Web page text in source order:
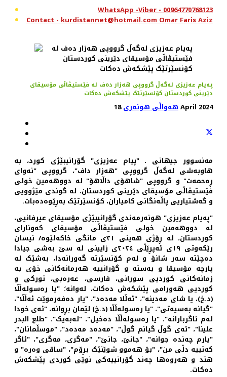
WhatsApp -Viber - 00964770768123
Contact - kurdistannet@hotmail.com Omar Faris Aziz
پەیام عەزیزی لەگەڵ گرووپی هەزار دەف لە فێستیڤاڵی مۆسیقای
دێرینی کوردستان کۆنسێرتێک پێشکەش دەکات
هەواڵی هونەری18 April 2024
مه‌نسوور جیهانی ـ "پیام عەزیزی" گۆرانیبێژی کورد، بە
هاوبەشی لەگەڵ گرووپی "هەزار داف"، گرووپی "نه‌وای
ڕه‌حمه‌ت" و گرووپی "شاهۆی داڵاهۆ" لە دووهەمین خولی
فێستیڤاڵی مۆسیقای دێرینی کوردستان، لە گوندی مێژوویی
و گەشتیاریی پاڵەنگانی کامیاران، کۆنسێرتێک به‌ڕێوه‌ده‌بات.
"پەیام عەزیزی" هونه‌رمه‌ندی گۆرانیبێژی مۆسیقای عیرفانیی،
لە دووهه‌مین خولی فێستیڤاڵی مۆسیقای که‌ونارای
کوردستان، لە ڕۆژی هەینی ٣١ی مانگی خاکه‌لێوه‌/ نیسان
رێکه‌وتی ١٩ی ئه‌پڕێڵی ٢٠٢٤ی زایینی لە سێ بەشی جیادا
ده‌چێته‌ سه‌ر شانۆ و لەم کۆنسێرتە گەورانەدا، بەشێک لە
پارچە مۆسیقا و به‌سته‌ و گۆرانییە هه‌رمانه‌کانی خۆی بە
زمانەکانی کوردیی سورانی، فارسی، عەرەبی، تورکی و
کوردیی هه‌ورامی پێشکەش دەکات، لەوانە؛ "یا ره‌سوله‌ڵڵا
(د.خ)، یا شای مەدینە"، "ئه‌ڵلا مه‌ده‌د"، "یار دەفەرموێت ئه‌ڵڵا"،
"گیانه‌ به‌سیه‌تی"، "یا ره‌سوله‌ڵڵا (د.خ) لێمان بڕوانه‌، "ئه‌ی خودا
له‌م ئاگربارانه‌"، "یا ره‌سوله‌ڵڵا ده‌خیل"، "لەبه‌یک"، "طلع البدر
علینا"، "ئه‌ی گوڵ گیانم گوڵ"، "مه‌ده‌د مه‌ده‌د"، "موسڵمانان"،
"یارم چه‌نده‌ جوانه‌"، "جانێ، جانێ"، "مه‌گری، مه‌گری"، "ئاگر
کەتییە دڵی من"، "بۆ هه‌موو شوێنێک بڕۆم"، "ساقی وه‌ره‌" و
هتد و هەروەها چەند گۆرانییەکی نوێی کوردی پێشکەش
ده‌کات.